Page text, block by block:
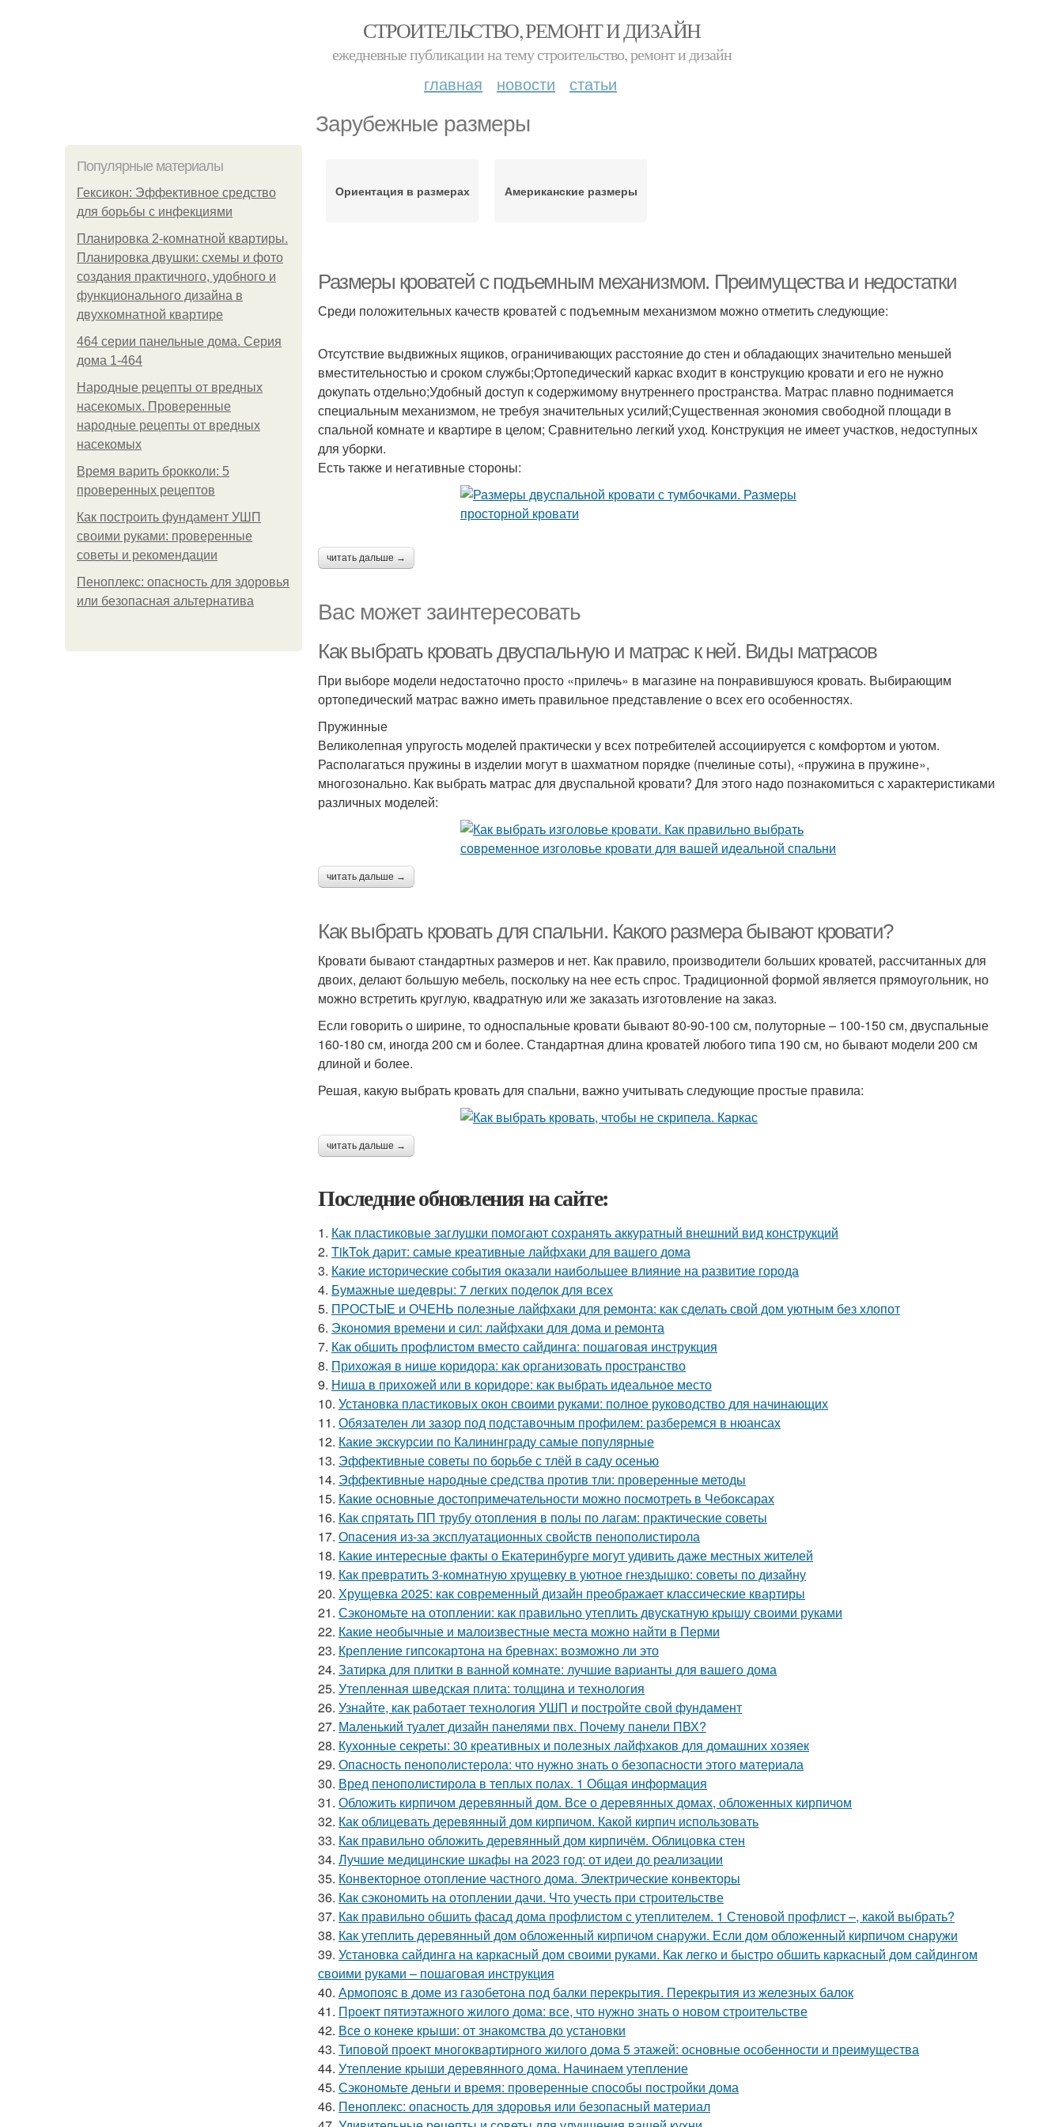
СТРОИТЕЛЬСТВО, РЕМОНТ И ДИЗАЙН
ежедневные публикации на тему строительство, ремонт и дизайн
главная новости статьи
Зарубежные размеры
Популярные материалы
Гексикон: Эффективное средство
для борьбы с инфекциями
Планировка 2-комнатной квартиры.
Планировка двушки: схемы и фото
создания практичного, удобного и
функционального дизайна в
двухкомнатной квартире
464 серии панельные дома. Серия
дома 1-464
Народные рецепты от вредных
насекомых. Проверенные
народные рецепты от вредных
насекомых
Время варить брокколи: 5
проверенных рецептов
Как построить фундамент УШП
своими руками: проверенные
советы и рекомендации
Пеноплекс: опасность для здоровья
или безопасная альтернатива
Ориентация в размерах Американские размеры
Размеры кроватей с подъемным механизмом. Преимущества и недостатки
Среди положительных качеств кроватей с подъемным механизмом можно отметить следующие:
Отсутствие выдвижных ящиков, ограничивающих расстояние до стен и обладающих значительно меньшей
вместительностью и сроком службы;Ортопедический каркас входит в конструкцию кровати и его не нужно
докупать отдельно;Удобный доступ к содержимому внутреннего пространства. Матрас плавно поднимается
специальным механизмом, не требуя значительных усилий;Существенная экономия свободной площади в
спальной комнате и квартире в целом; Сравнительно легкий уход. Конструкция не имеет участков, недоступных
для уборки.
Есть также и негативные стороны:
читать дальше →
Вас может заинтересовать
Как выбрать кровать двуспальную и матрас к ней. Виды матрасов
При выборе модели недостаточно просто «прилечь» в магазине на понравившуюся кровать. Выбирающим
ортопедический матрас важно иметь правильное представление о всех его особенностях.
Пружинные
Великолепная упругость моделей практически у всех потребителей ассоциируется с комфортом и уютом.
Располагаться пружины в изделии могут в шахматном порядке (пчелиные соты), «пружина в пружине»,
многозонально. Как выбрать матрас для двуспальной кровати? Для этого надо познакомиться с характеристиками
различных моделей:
читать дальше →
Как выбрать кровать для спальни. Какого размера бывают кровати?
Кровати бывают стандартных размеров и нет. Как правило, производители больших кроватей, рассчитанных для
двоих, делают большую мебель, поскольку на нее есть спрос. Традиционной формой является прямоугольник, но
можно встретить круглую, квадратную или же заказать изготовление на заказ.
Если говорить о ширине, то односпальные кровати бывают 80-90-100 см, полуторные – 100-150 см, двуспальные
160-180 см, иногда 200 см и более. Стандартная длина кроватей любого типа 190 см, но бывают модели 200 см
длиной и более.
Решая, какую выбрать кровать для спальни, важно учитывать следующие простые правила:
читать дальше →
Последние обновления на сайте:
1. Как пластиковые заглушки помогают сохранять аккуратный внешний вид конструкций
2. TikTok дарит: самые креативные лайфхаки для вашего дома
3. Какие исторические события оказали наибольшее влияние на развитие города
4. Бумажные шедевры: 7 легких поделок для всех
5. ПРОСТЫЕ и ОЧЕНЬ полезные лайфхаки для ремонта: как сделать свой дом уютным без хлопот
6. Экономия времени и сил: лайфхаки для дома и ремонта
7. Как обшить профлистом вместо сайдинга: пошаговая инструкция
8. Прихожая в нише коридора: как организовать пространство
9. Ниша в прихожей или в коридоре: как выбрать идеальное место
10. Установка пластиковых окон своими руками: полное руководство для начинающих
11. Обязателен ли зазор под подставочным профилем: разберемся в нюансах
12. Какие экскурсии по Калининграду самые популярные
13. Эффективные советы по борьбе с тлёй в саду осенью
14. Эффективные народные средства против тли: проверенные методы
15. Какие основные достопримечательности можно посмотреть в Чебоксарах
16. Как спрятать ПП трубу отопления в полы по лагам: практические советы
17. Опасения из-за эксплуатационных свойств пенополистирола
18. Какие интересные факты о Екатеринбурге могут удивить даже местных жителей
19. Как превратить 3-комнатную хрущевку в уютное гнездышко: советы по дизайну
20. Хрущевка 2025: как современный дизайн преображает классические квартиры
21. Сэкономьте на отоплении: как правильно утеплить двускатную крышу своими руками
22. Какие необычные и малоизвестные места можно найти в Перми
23. Крепление гипсокартона на бревнах: возможно ли это
24. Затирка для плитки в ванной комнате: лучшие варианты для вашего дома
25. Утепленная шведская плита: толщина и технология
26. Узнайте, как работает технология УШП и постройте свой фундамент
27. Маленький туалет дизайн панелями пвх. Почему панели ПВХ?
28. Кухонные секреты: 30 креативных и полезных лайфхаков для домашних хозяек
29. Опасность пенополистерола: что нужно знать о безопасности этого материала
30. Вред пенополистирола в теплых полах. 1 Общая информация
31. Обложить кирпичом деревянный дом. Все о деревянных домах, обложенных кирпичом
32. Как облицевать деревянный дом кирпичом. Какой кирпич использовать
33. Как правильно обложить деревянный дом кирпичём. Облицовка стен
34. Лучшие медицинские шкафы на 2023 год: от идеи до реализации
35. Конвекторное отопление частного дома. Электрические конвекторы
36. Как сэкономить на отоплении дачи. Что учесть при строительстве
37. Как правильно обшить фасад дома профлистом с утеплителем. 1 Стеновой профлист –, какой выбрать?
38. Как утеплить деревянный дом обложенный кирпичом снаружи. Если дом обложенный кирпичом снаружи
39. Установка сайдинга на каркасный дом своими руками. Как легко и быстро обшить каркасный дом сайдингом
своими руками – пошаговая инструкция
40. Армопояс в доме из газобетона под балки перекрытия. Перекрытия из железных балок
41. Проект пятиэтажного жилого дома: все, что нужно знать о новом строительстве
42. Все о конеке крыши: от знакомства до установки
43. Типовой проект многоквартирного жилого дома 5 этажей: основные особенности и преимущества
44. Утепление крыши деревянного дома. Начинаем утепление
45. Сэкономьте деньги и время: проверенные способы постройки дома
46. Пеноплекс: опасность для здоровья или безопасный материал